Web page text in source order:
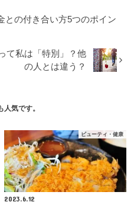
との付き合い方5つのポイン
て私は「特別」？他
の人とは違う？
人気です。
ビューティ・健康
2023.6.12